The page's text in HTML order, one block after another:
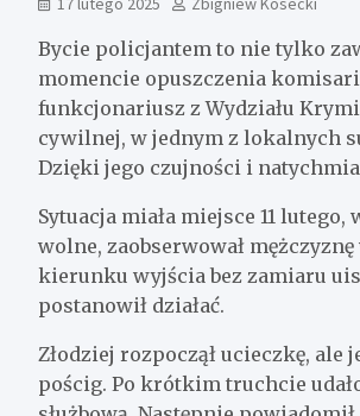
Bycie policjantem to nie tylko
momencie opuszczenia
funkcjonariusz z Wydziału
cywilnej, w jednym z lokalnych
Dzięki jego czujności i
Sytuacja miała miejsce 11
wolne, zaobserwował
kierunku wyjścia bez zamiaru
postanowił działać.
Złodziej rozpoczął ucieczkę,
pościg. Po krótkim truchcie